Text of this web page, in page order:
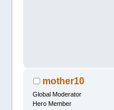
mother10
Global Moderator
Hero Member